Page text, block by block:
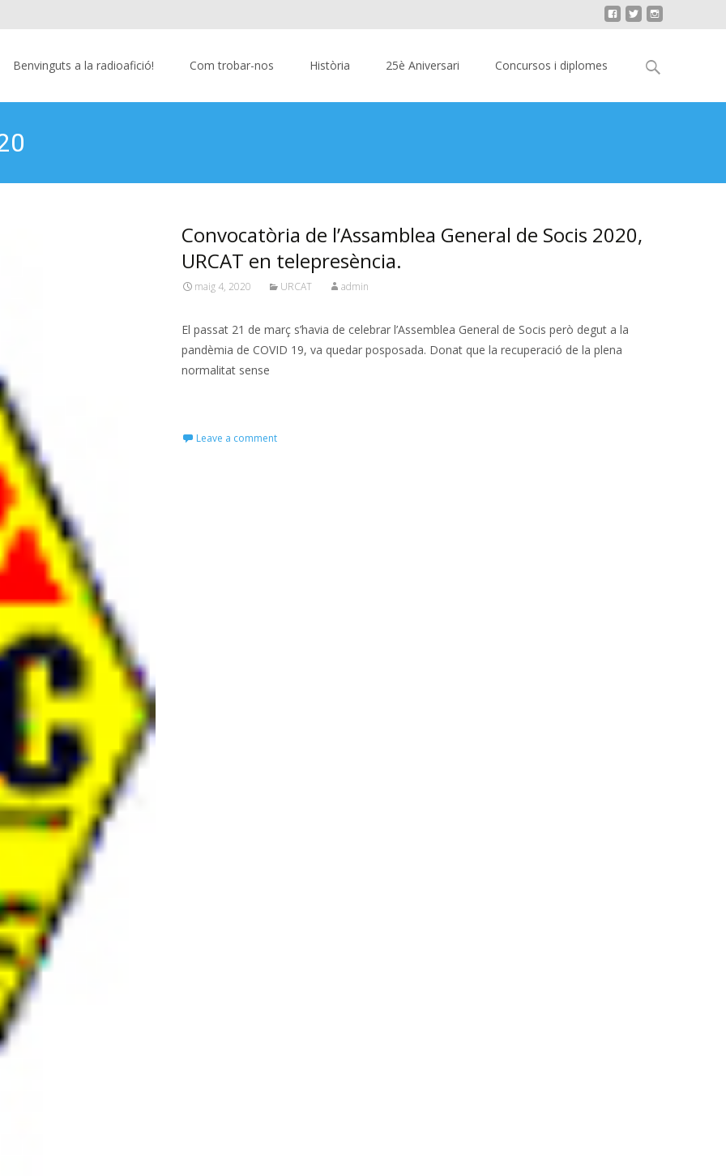
Benvinguts a la radioafició! Com trobar-nos Història 25è Aniversari Concursos i diplomes Cerca:
Convocatòria de l’Assamblea General de Socis 2020,
URCAT en telepresència.
maig 4, 2020 URCAT admin
El passat 21 de març s’havia de celebrar l’Assemblea General de Socis però degut a la
pandèmia de COVID 19, va quedar posposada. Donat que la recuperació de la plena
normalitat sense
Leave a comment